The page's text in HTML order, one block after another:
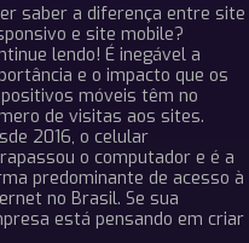
saber a diferença entre site
e site mobile?
lendo! É inegável a
e o impacto que os
móveis têm no
de visitas aos sites.
2016, o celular
o computador e é a
predominante de acesso à
no Brasil. Se sua
está pensando em criar